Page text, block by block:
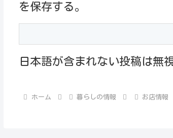
を保存する。
日本語が含まれない投稿は無
ホーム 暮らしの情報 お店情報